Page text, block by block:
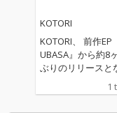
KOTORI
KOTORI、 前作EP
UBASA』から約8
ぶりのリリースと
新曲「RIOT」を
リース！！
1